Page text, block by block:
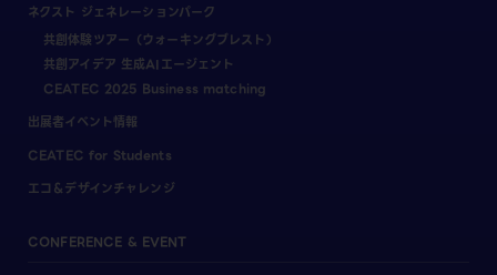
ネクスト ジェネレーションパーク
共創体験ツアー（ウォーキングブレスト）
共創アイデア 生成AIエージェント
CEATEC 2025 Business matching
出展者イベント情報
CEATEC for Students
エコ＆デザインチャレンジ
CONFERENCE & EVENT